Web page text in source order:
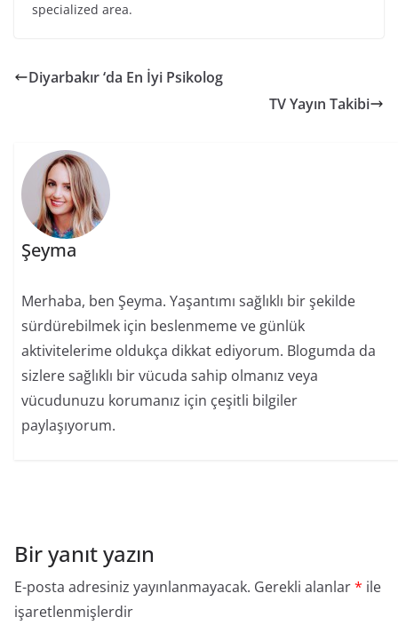
specialized area.
Diyarbakır ‘da En İyi Psikolog
TV Yayın Takibi
Şeyma
Merhaba, ben Şeyma. Yaşantımı sağlıklı bir şekilde
sürdürebilmek için beslenmeme ve günlük
aktivitelerime oldukça dikkat ediyorum. Blogumda da
sizlere sağlıklı bir vücuda sahip olmanız veya
vücudunuzu korumanız için çeşitli bilgiler
paylaşıyorum.
Bir yanıt yazın
E-posta adresiniz yayınlanmayacak. Gerekli alanlar* ile
işaretlenmişlerdir